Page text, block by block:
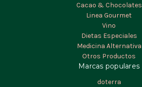
Cacao & Chocolates
Linea Gourmet
Vino
Dietas Especiales
Medicina Alternativa
Otros Productos
Marcas populares
doterra